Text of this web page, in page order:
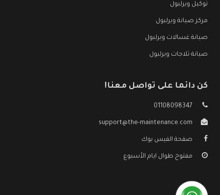
توكيل ويرلبول
مركز صيانة ويرلبول
صيانة غسالات ويرلبول
صيانة ثلاجات ويرلبول
كن دائما على تواصل معنا!
01108098347
support@the-maintenance.com
صفحة الفيس بوك
مفتوح طوال ايام الأسبوع